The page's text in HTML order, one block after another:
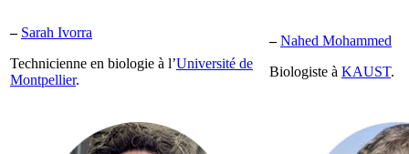
– Sarah Ivorra
Technicienne en biologie à l’Université de
Montpellier.
– Nahed Mohammed
Biologiste à KAUST.